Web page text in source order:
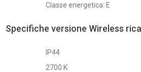
Classe energetica: E
Specifiche versione Wireless
IP44
2700 K